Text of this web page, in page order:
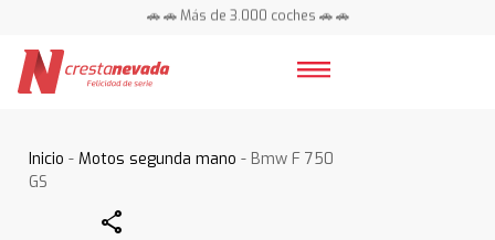
🚗 🚗 Más de 3.000 coches 🚗 🚗
Inicio -Motos segunda mano - Bmw F 750
GS
Share